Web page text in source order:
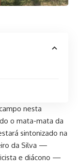
nesta
o mata-mata da
sintonizado na
da Silva —
e diácono —